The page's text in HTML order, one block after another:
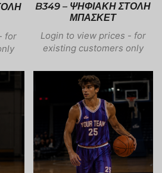
for
B349 – ΨΗΦΙΑΚΗ ΣΤΟΛΗ
ΜΠΑΣΚΕΤ
Login to view prices - for
existing customers only